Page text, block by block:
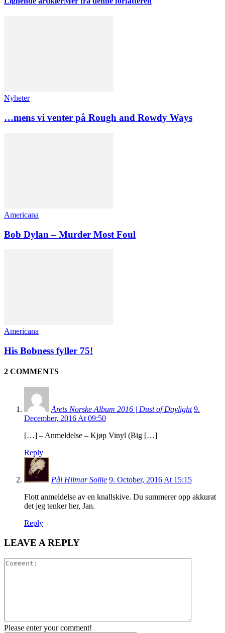
Nyheter
…mens vi venter på Rough and Rowdy Ways
Americana
Bob Dylan – Murder Most Foul
Americana
His Bobness fyller 75!
2 COMMENTS
Årets Norske Album 2016 | Dust of Daylight 9.
December, 2016 At 09:50
[…] – Anmeldelse – Kjøp Vinyl (Big […]
Reply
Pål Hilmar Sollie 9. October, 2016 At 15:15
Flott anmeldelse av en knallskive. Du summerer opp akkurat
det jeg tenker her, Jan.
Reply
LEAVE A REPLY
Please enter your comment!